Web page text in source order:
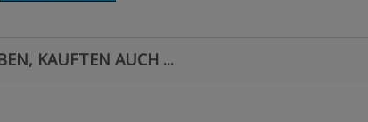
KAUFTEN AUCH ...